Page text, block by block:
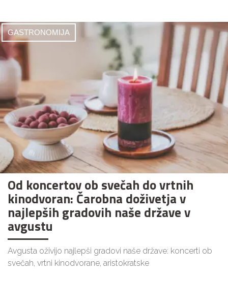
GASTRONOMIJA
Od koncertov ob svečah do vrtnih
kinodvoran: Čarobna doživetja v
najlepših gradovih naše države v
avgustu
Avgusta oživijo najlepši gradovi naše države: koncerti ob
svečah, vrtni kinodvorane, aristokratske